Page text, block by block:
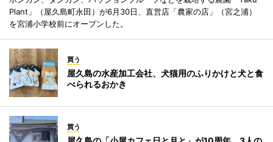
Plant」（屋久島町永田）が6月30日、直営店「農家の店」（宮之浦）
を宮浦小学校前にオープンした。
買う
屋久島の水産加工会社、犬猫用のふりかけと犬と食
べられるおかき
買う